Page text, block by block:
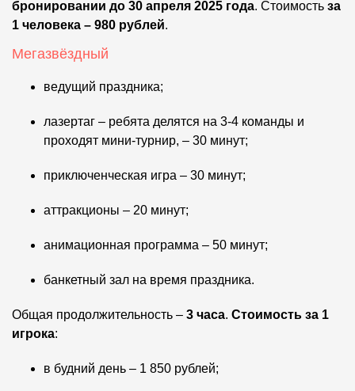
бронировании до 30 апреля 2025 года. Стоимость за
1 человека – 980 рублей.
Мегазвёздный
ведущий праздника;
лазертаг – ребята делятся на 3-4 команды и
проходят мини-турнир, – 30 минут;
приключенческая игра – 30 минут;
аттракционы – 20 минут;
анимационная программа – 50 минут;
банкетный зал на время праздника.
Общая продолжительность – 3 часа. Стоимость за 1
игрока:
в будний день – 1 850 рублей;